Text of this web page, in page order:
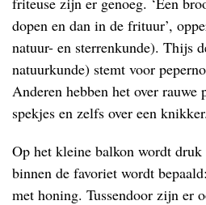
dopen en dan in de frituur’,
natuur- en sterrenkunde). Thijs
natuurkunde) stemt voor
Anderen hebben het over rauwe
spekjes en zelfs over een knikker.
Op het kleine balkon wordt
binnen de favoriet wordt
met honing. Tussendoor zijn er